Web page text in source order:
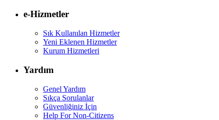
e-Hizmetler
Sık Kullanılan Hizmetler
Yeni Eklenen Hizmetler
Kurum Hizmetleri
Yardım
Genel Yardım
Sıkça Sorulanlar
Güvenliğiniz İçin
Help For Non-Citizens